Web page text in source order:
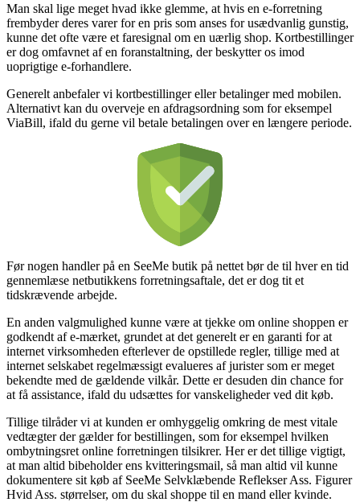
Man skal lige meget hvad ikke glemme, at hvis en e-forretning
frembyder deres varer for en pris som anses for usædvanlig gunstig,
kunne det ofte være et faresignal om en uærlig shop. Kortbestillinger
er dog omfavnet af en foranstaltning, der beskytter os imod
uoprigtige e-forhandlere.
Generelt anbefaler vi kortbestillinger eller betalinger med mobilen.
Alternativt kan du overveje en afdragsordning som for eksempel
ViaBill, ifald du gerne vil betale betalingen over en længere periode.
Før nogen handler på en SeeMe butik på nettet bør de til hver en tid
gennemlæse netbutikkens forretningsaftale, det er dog tit et
tidskrævende arbejde.
En anden valgmulighed kunne være at tjekke om online shoppen er
godkendt af e-mærket, grundet at det generelt er en garanti for at
internet virksomheden efterlever de opstillede regler, tillige med at
internet selskabet regelmæssigt evalueres af jurister som er meget
bekendte med de gældende vilkår. Dette er desuden din chance for
at få assistance, ifald du udsættes for vanskeligheder ved dit køb.
Tillige tilråder vi at kunden er omhyggelig omkring de mest vitale
vedtægter der gælder for bestillingen, som for eksempel hvilken
ombytningsret online forretningen tilsikrer. Her er det tillige vigtigt,
at man altid bibeholder ens kvitteringsmail, så man altid vil kunne
dokumentere sit køb af SeeMe Selvklæbende Reflekser Ass. Figurer
Hvid Ass. størrelser, om du skal shoppe til en mand eller kvinde.